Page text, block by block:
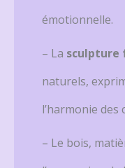
émotionnelle.
– La sculpture
naturels,
l’harmonie
– Le bois,